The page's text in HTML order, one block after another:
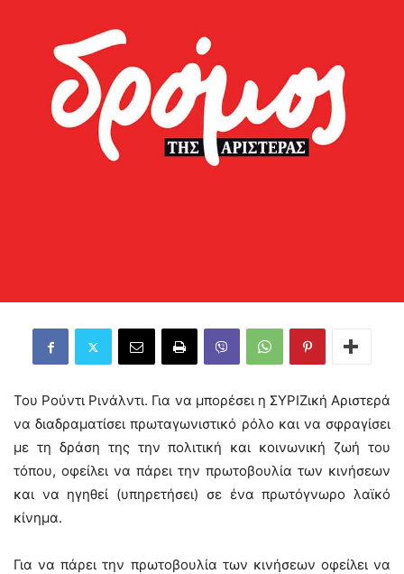
Του Ρούντι Ρινάλντι. Για να μπορέσει η ΣΥΡΙΖική Αριστερά
να διαδραματίσει πρωταγωνιστικό ρόλο και να σφραγίσει
με τη δράση της την πολιτική και κοινωνική ζωή του
τόπου, οφείλει να πάρει την πρωτοβουλία των κινήσεων
και να ηγηθεί (υπηρετήσει) σε ένα πρωτόγνωρο λαϊκό
κίνημα.
Για να πάρει την πρωτοβουλία των κινήσεων οφείλει να